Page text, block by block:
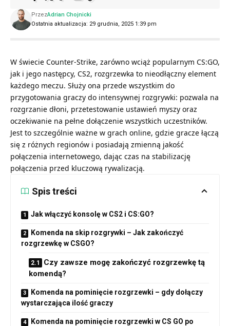
Ostatnia aktualizacja: 29 grudnia, 2025 1:39 pm
PrzezAdrian Chojnicki
W świecie Counter-Strike, zarówno wciąż popularnym CS:GO,
jak i jego następcy, CS2, rozgrzewka to nieodłączny element
każdego meczu. Służy ona przede wszystkim do
przygotowania graczy do intensywnej rozgrywki: pozwala na
rozgrzanie dłoni, przetestowanie ustawień myszy oraz
oczekiwanie na pełne dołączenie wszystkich uczestników.
Jest to szczególnie ważne w grach online, gdzie gracze łączą
się z różnych regionów i posiadają zmienną jakość
połączenia internetowego, dając czas na stabilizację
połączenia przed kluczową rywalizacją.
Spis treści
Jak włączyć konsolę w CS2 i CS:GO?
Komenda na skip rozgrywki – Jak zakończyć
rozgrzewkę w CSGO?
Czy zawsze mogę zakończyć rozgrzewkę tą
komendą?
Komenda na pominięcie rozgrzewki – gdy dołączy
wystarczająca ilość graczy
Komenda na pominięcie rozgrzewki w CS GO po